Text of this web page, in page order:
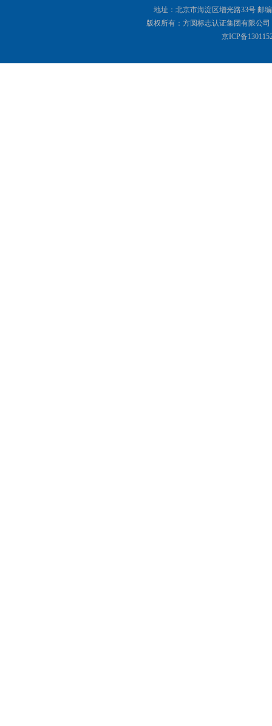
地址：北京市海淀区增光路33号 邮编
版权所有：方圆标志认证集团有限公司
京ICP备